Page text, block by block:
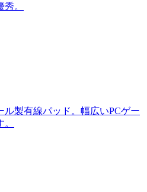
。
ル製有線パッド。幅広いPCゲー